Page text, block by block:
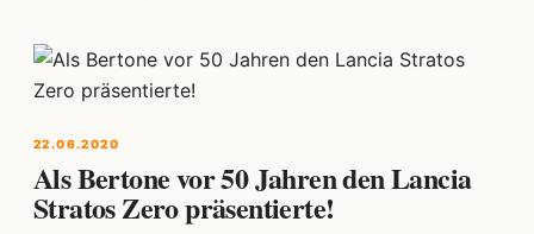
22.06.2020
Als Bertone vor 50 Jahren den Lancia
Stratos Zero präsentierte!